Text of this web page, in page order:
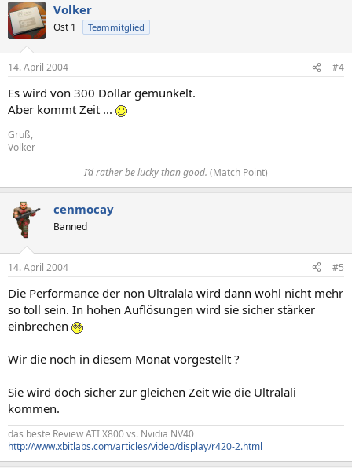
Volker
Ost 1 Teammitglied
14. April 2004 #4
Es wird von 300 Dollar gemunkelt.
Aber kommt Zeit ...
Gruß,
Volker
I’d rather be lucky than good. (Match Point)​
cenmocay
Banned
14. April 2004 #5
Die Performance der non Ultralala wird dann wohl nicht mehr
so toll sein. In hohen Auflösungen wird sie sicher stärker
einbrechen
Wir die noch in diesem Monat vorgestellt ?
Sie wird doch sicher zur gleichen Zeit wie die Ultralali
kommen.
das beste Review ATI X800 vs. Nvidia NV40
http://www.xbitlabs.com/articles/video/display/r420-2.html